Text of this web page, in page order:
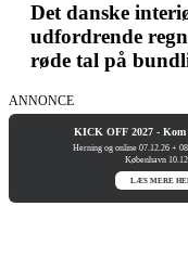
Det danske
udfordrende
røde tal på
ANNONCE
KICK OFF 2027 - Kom
Herning og online 07.12.26 +
København
LÆS MERE